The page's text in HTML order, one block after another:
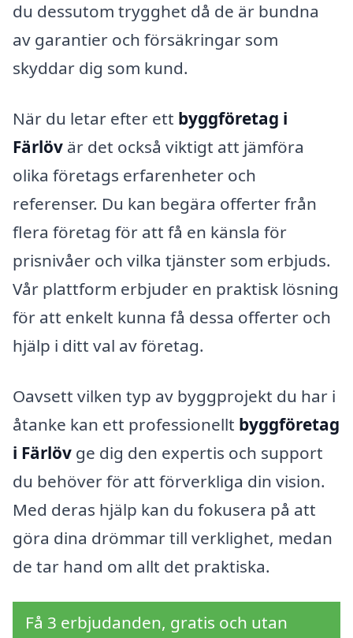
du dessutom trygghet då de är bundna
av garantier och försäkringar som
skyddar dig som kund.
När du letar efter ett byggföretag i
Färlöv är det också viktigt att jämföra
olika företags erfarenheter och
referenser. Du kan begära offerter från
flera företag för att få en känsla för
prisnivåer och vilka tjänster som erbjuds.
Vår plattform erbjuder en praktisk lösning
för att enkelt kunna få dessa offerter och
hjälp i ditt val av företag.
Oavsett vilken typ av byggprojekt du har i
åtanke kan ett professionellt byggföretag
i Färlöv ge dig den expertis och support
du behöver för att förverkliga din vision.
Med deras hjälp kan du fokusera på att
göra dina drömmar till verklighet, medan
de tar hand om allt det praktiska.
Få 3 erbjudanden, gratis och utan